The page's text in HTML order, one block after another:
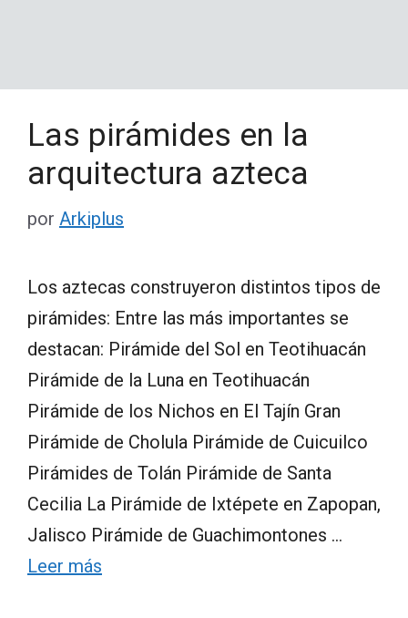
Las pirámides en la
arquitectura azteca
por Arkiplus
Los aztecas construyeron distintos tipos de
pirámides: Entre las más importantes se
destacan: Pirámide del Sol en Teotihuacán
Pirámide de la Luna en Teotihuacán
Pirámide de los Nichos en El Tajín Gran
Pirámide de Cholula Pirámide de Cuicuilco
Pirámides de Tolán Pirámide de Santa
Cecilia La Pirámide de Ixtépete en Zapopan,
Jalisco Pirámide de Guachimontones …
Leer más